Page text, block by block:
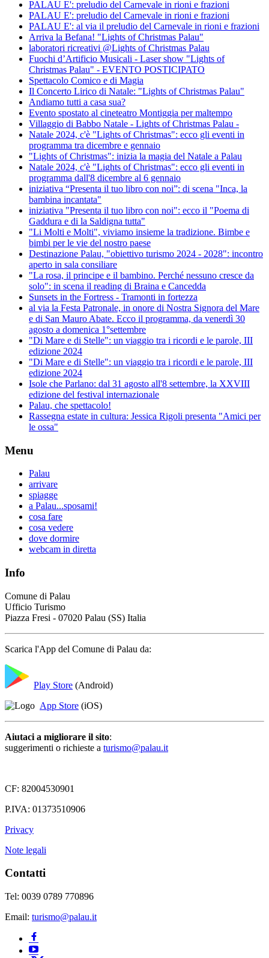
PALAU E': preludio del Carnevale in rioni e frazioni
PALAU E': preludio del Carnevale in rioni e frazioni
PALAU E': al via il preludio del Carnevale in rioni e frazioni
Arriva la Befana! "Lights of Christmas Palau"
laboratori ricreativi @Lights of Christmas Palau
Fuochi d’Artificio Musicali - Laser show "Lights of
Christmas Palau" - EVENTO POSTICIPATO
Spettacolo Comico e di Magia
Il Concerto Lirico di Natale: "Lights of Christmas Palau"
Andiamo tutti a casa sua?
Evento spostato al cineteatro Montiggia per maltempo
Villaggio di Babbo Natale - Lights of Christmas Palau -
Natale 2024, c'è "Lights of Christmas": ecco gli eventi in
programma tra dicembre e gennaio
"Lights of Christmas": inizia la magia del Natale a Palau
Natale 2024, c'è "Lights of Christmas": ecco gli eventi in
programma dall'8 dicembre al 6 gennaio
iniziativa “Presenta il tuo libro con noi”: di scena "Inca, la
bambina incantata"
iniziativa "Presenta il tuo libro con noi": ecco il "Poema di
Gaddura e di la Saldigna tutta"
"Li Molti e Molti", viviamo insieme la tradizione. Bimbe e
bimbi per le vie del nostro paese
Destinazione Palau, "obiettivo turismo 2024 - 2028": incontro
aperto in sala consiliare
"La rosa, il principe e il bambino. Perché nessuno cresce da
solo": in scena il reading di Braina e Cancedda
Sunsets in the Fortress - Tramonti in fortezza
al via la Festa Patronale, in onore di Nostra Signora del Mare
e di San Mauro Abate. Ecco il programma, da venerdì 30
agosto a domenica 1°settembre
"Di Mare e di Stelle": un viaggio tra i ricordi e le parole, III
edizione 2024
"Di Mare e di Stelle": un viaggio tra i ricordi e le parole, III
edizione 2024
Isole che Parlano: dal 31 agosto all'8 settembre, la XXVIII
edizione del festival internazionale
Palau, che spettacolo!
Rassegna estate in cultura: Jessica Rigoli presenta "Amici per
le ossa"
Menu
Palau
arrivare
spiagge
a Palau...sposami!
cosa fare
cosa vedere
dove dormire
webcam in diretta
Info
Comune di Palau
Ufficio Turismo
Piazza Fresi - 07020 Palau (SS) Italia
Scarica l'App del Comune di Palau da:
Play Store (Android)
App Store (iOS)
Aiutaci a migliorare il sito:
suggerimenti o richieste a turismo@palau.it
CF: 82004530901
P.IVA: 01373510906
Privacy
Note legali
Contatti
Tel: 0039 0789 770896
Email: turismo@palau.it